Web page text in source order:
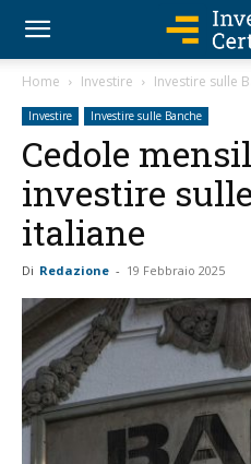
Home Investire Investire sulle
Investire Investire sulle Banche
Cedole
investire
italiane
Di Redazione - 19 Febbraio 2025